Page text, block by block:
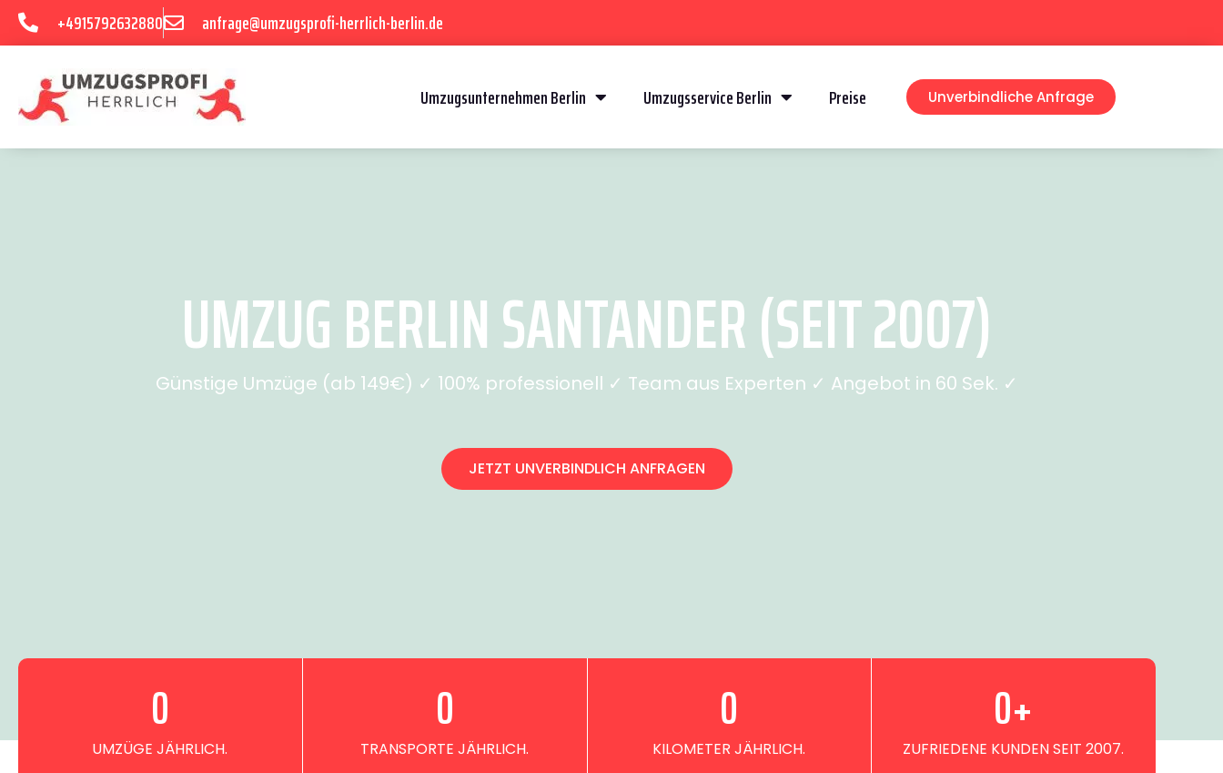
+4915792632880 anfrage@umzugsprofi-herrlich-berlin.de
Umzugsunternehmen Berlin Umzugsservice Berlin Preise Unverbindliche Anfrage
UMZUG BERLIN SANTANDER (SEIT 2007)
Günstige Umzüge (ab 149€) ✓ 100% professionell ✓ Team aus Experten ✓ Angebot in 60 Sek. ✓
JETZT UNVERBINDLICH ANFRAGEN
UMZÜGE JÄHRLICH.
0
TRANSPORTE JÄHRLICH.
0
KILOMETER JÄHRLICH.
0
ZUFRIEDENE KUNDEN SEIT 2007.
0+